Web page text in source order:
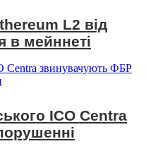
L2 від
в мейннеті
ICO Centra